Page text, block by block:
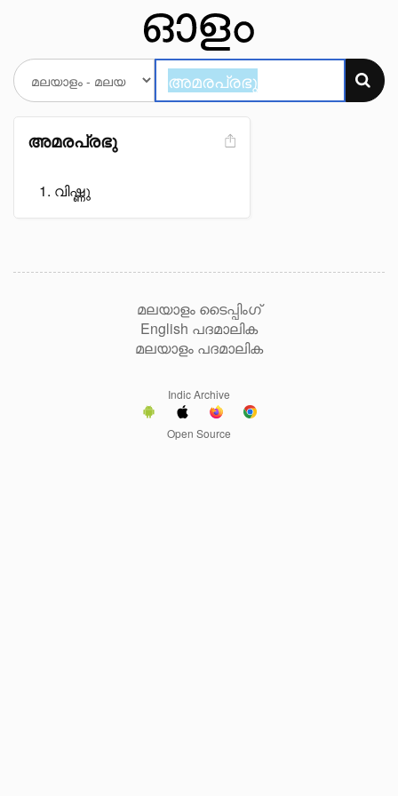
അമരപ്രഭു
വിഷ്ണു
മലയാളം ടൈപ്പിംഗ്
English പദമാലിക
മലയാളം പദമാലിക
Indic Archive
Open Source